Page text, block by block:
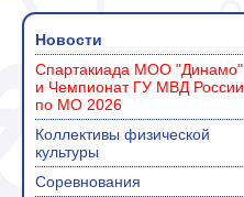
Новости
Спартакиада МОО "Динамо"
и Чемпионат ГУ МВД России
по МО 2026
Коллективы физической
культуры
Соревнования